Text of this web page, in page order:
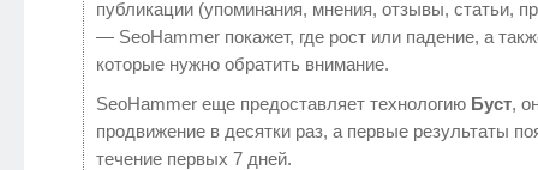
публикации (упоминания, мнения, отзывы, статьи,
— SeoHammer покажет, где рост или падение, а
которые нужно обратить внимание.
SeoHammer еще предоставляет технологию Буст,
продвижение в десятки раз, а первые результаты
течение первых 7 дней.